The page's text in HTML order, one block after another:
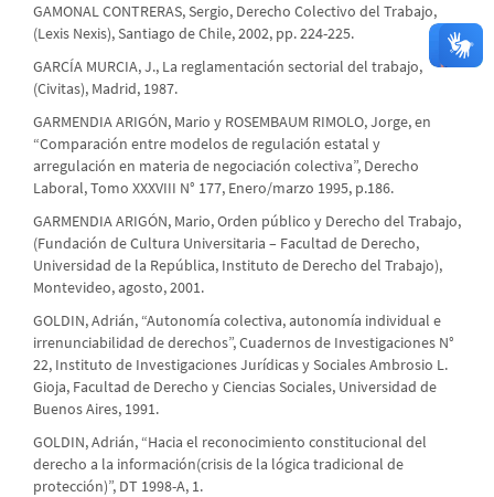
GAMONAL CONTRERAS, Sergio, Derecho Colectivo del Trabajo,
(Lexis Nexis), Santiago de Chile, 2002, pp. 224-225.
GARCÍA MURCIA, J., La reglamentación sectorial del trabajo,
(Civitas), Madrid, 1987.
GARMENDIA ARIGÓN, Mario y ROSEMBAUM RIMOLO, Jorge, en
“Comparación entre modelos de regulación estatal y
arregulación en materia de negociación colectiva”, Derecho
Laboral, Tomo XXXVIII N° 177, Enero/marzo 1995, p.186.
GARMENDIA ARIGÓN, Mario, Orden público y Derecho del Trabajo,
(Fundación de Cultura Universitaria – Facultad de Derecho,
Universidad de la República, Instituto de Derecho del Trabajo),
Montevideo, agosto, 2001.
GOLDIN, Adrián, “Autonomía colectiva, autonomía individual e
irrenunciabilidad de derechos”, Cuadernos de Investigaciones N°
22, Instituto de Investigaciones Jurídicas y Sociales Ambrosio L.
Gioja, Facultad de Derecho y Ciencias Sociales, Universidad de
Buenos Aires, 1991.
GOLDIN, Adrián, “Hacia el reconocimiento constitucional del
derecho a la información(crisis de la lógica tradicional de
protección)”, DT 1998-A, 1.